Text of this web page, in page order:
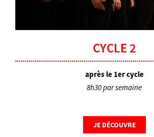
CYCLE 2
après le 1er cycle
8h30 par semaine
JE DÉCOUVRE